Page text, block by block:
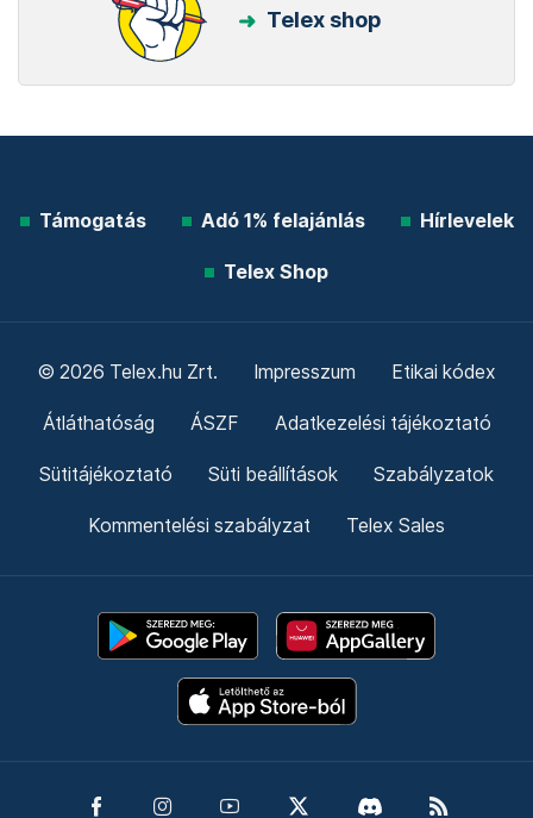
Telex shop
Támogatás Adó 1% felajánlás Hírlevelek
Telex Shop
© 2026 Telex.hu Zrt. Impresszum Etikai kódex
Átláthatóság ÁSZF Adatkezelési tájékoztató
Sütitájékoztató Süti beállítások Szabályzatok
Kommentelési szabályzat Telex Sales